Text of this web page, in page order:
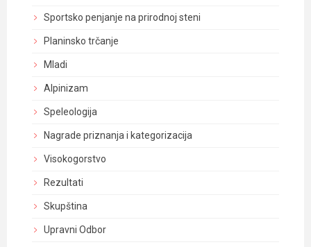
Sportsko penjanje na prirodnoj steni
Planinsko trčanje
Mladi
Alpinizam
Speleologija
Nagrade priznanja i kategorizacija
Visokogorstvo
Rezultati
Skupština
Upravni Odbor